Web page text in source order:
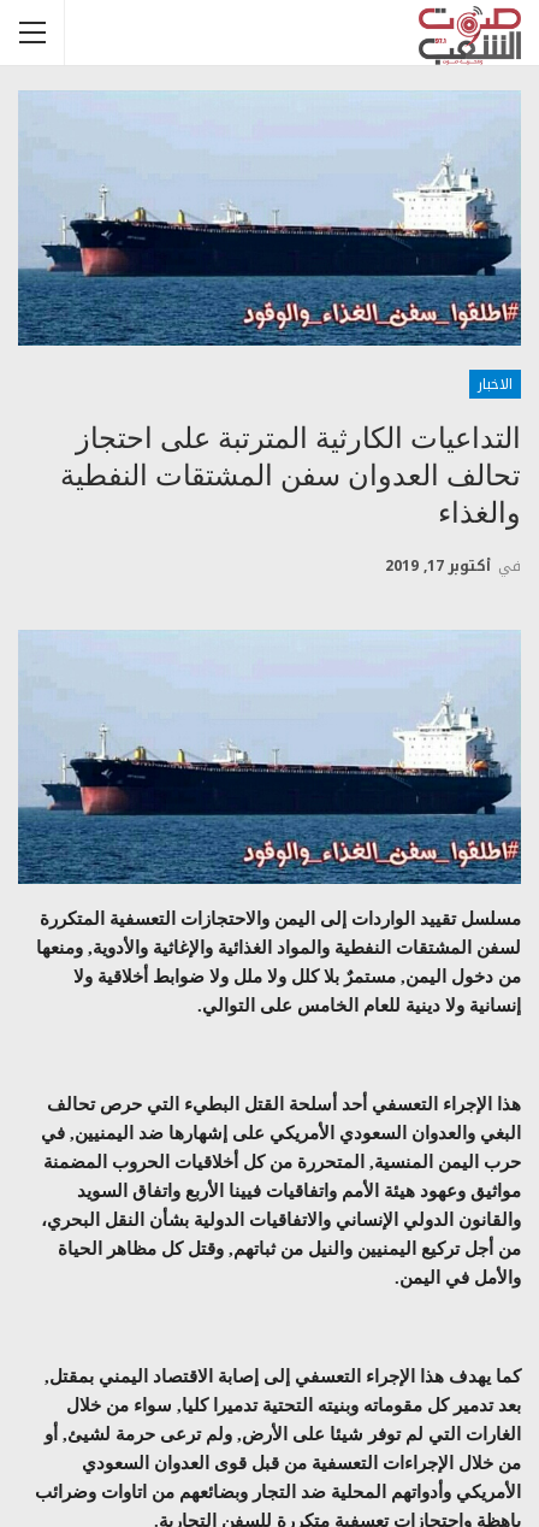
الاخبار
التداعيات الكارثية المترتبة على احتجاز
تحالف العدوان سفن المشتقات النفطية
والغذاء
في أكتوبر 17, 2019
مسلسل تقييد الواردات إلى اليمن والاحتجازات التعسفية المتكررة
لسفن المشتقات النفطية والمواد الغذائية والإغاثية والأدوية, ومنعها
من دخول اليمن, مستمرٌ بلا كلل ولا ملل ولا ضوابط أخلاقية ولا
إنسانية ولا دينية للعام الخامس على التوالي.
هذا الإجراء التعسفي أحد أسلحة القتل البطيء التي حرص تحالف
البغي والعدوان السعودي الأمريكي على إشهارها ضد اليمنيين, في
حرب اليمن المنسية, المتحررة من كل أخلاقيات الحروب المضمنة
مواثيق وعهود هيئة الأمم واتفاقيات فيينا الأربع واتفاق السويد
والقانون الدولي الإنساني والاتفاقيات الدولية بشأن النقل البحري،
من أجل تركيع اليمنيين والنيل من ثباتهم, وقتل كل مظاهر الحياة
والأمل في اليمن.
كما يهدف هذا الإجراء التعسفي إلى إصابة الاقتصاد اليمني بمقتل,
بعد تدمير كل مقوماته وبنيته التحتية تدميرا كليا, سواء من خلال
الغارات التي لم توفر شيئا على الأرض, ولم ترعى حرمة لشيئ, أو
من خلال الإجراءات التعسفية من قبل قوى العدوان السعودي
الأمريكي وأدواتهم المحلية ضد التجار وبضائعهم من اتاوات وضرائب
باهظة واحتجازات تعسفية متكررة للسفن التجارية.